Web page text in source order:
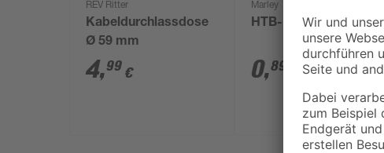
REV Ritter
Kabeldurchlassdose
Ø 59 mm
4,99 €
Marley
HTB-Bogen 87° DN 50
0,89